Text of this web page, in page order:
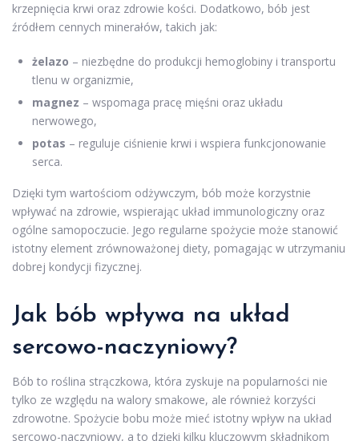
krzepnięcia krwi oraz zdrowie kości. Dodatkowo, bób jest
źródłem cennych minerałów, takich jak:
żelazo – niezbędne do produkcji hemoglobiny i transportu
tlenu w organizmie,
magnez – wspomaga pracę mięśni oraz układu
nerwowego,
potas – reguluje ciśnienie krwi i wspiera funkcjonowanie
serca.
Dzięki tym wartościom odżywczym, bób może korzystnie
wpływać na zdrowie, wspierając układ immunologiczny oraz
ogólne samopoczucie. Jego regularne spożycie może stanowić
istotny element zrównoważonej diety, pomagając w utrzymaniu
dobrej kondycji fizycznej.
Jak bób wpływa na układ
sercowo-naczyniowy?
Bób to roślina strączkowa, która zyskuje na popularności nie
tylko ze względu na walory smakowe, ale również korzyści
zdrowotne. Spożycie bobu może mieć istotny wpływ na układ
sercowo-naczyniowy, a to dzięki kilku kluczowym składnikom